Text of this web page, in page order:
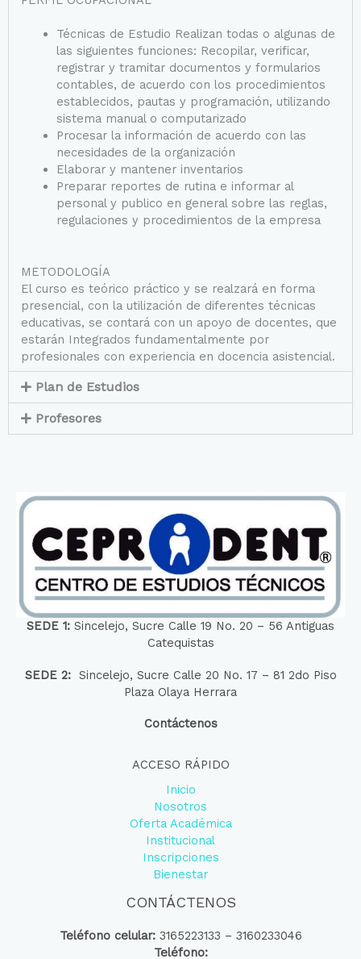
Técnicas de Estudio Realizan todas o algunas de
las siguientes funciones: Recopilar, verificar,
registrar y tramitar documentos y formularios
contables, de acuerdo con los procedimientos
establecidos, pautas y programación, utilizando
sistema manual o computarizado
Procesar la información de acuerdo con las
necesidades de la organización
Elaborar y mantener inventarios
Preparar reportes de rutina e informar al
personal y publico en general sobre las reglas,
regulaciones y procedimientos de la empresa
METODOLOGÍA
El curso es teórico práctico y se realzará en forma
presencial, con la utilización de diferentes técnicas
educativas, se contará con un apoyo de docentes, que
estarán Integrados fundamentalmente por
profesionales con experiencia en docencia asistencial.
Plan de Estudios
Profesores
SEDE 1: Sincelejo, Sucre Calle 19 No. 20 – 56 Antiguas
Catequistas
SEDE 2:Sincelejo, Sucre Calle 20 No. 17 – 81 2do Piso
Plaza Olaya Herrara
Contáctenos
ACCESO RÁPIDO
Inicio
Nosotros
Oferta Académica
Institucional
Inscripciones
Bienestar
CONTÁCTENOS
Teléfono celular: 3165223133 – 3160233046
Teléfono: